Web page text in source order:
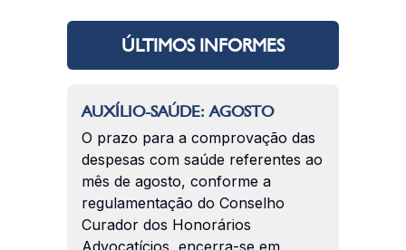
ÚLTIMOS INFORMES
AUXÍLIO-SAÚDE: AGOSTO
O prazo para a comprovação das
despesas com saúde referentes ao
mês de agosto, conforme a
regulamentação do Conselho
Curador dos Honorários
Advocatícios, encerra-se em